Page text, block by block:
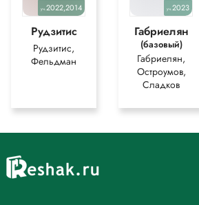
уч.2022,2014
Рудзитис
Рудзитис,
Фельдман
уч.2023
Габриелян
(базовый)
Габриелян,
Остроумов,
Сладков